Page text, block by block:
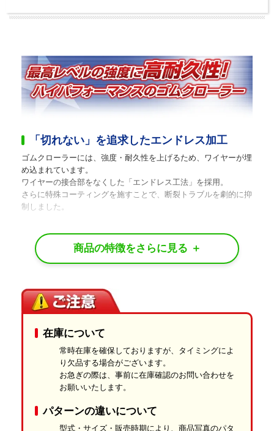
「切れない」を追求したエンドレス加工
ゴムクローラーには、強度・耐久性を上げるため、ワイヤーが埋
め込まれています。
ワイヤーの接合部をなくした「エンドレス工法」を採用。
さらに特殊コーティングを施すことで、断裂トラブルを劇的に抑
制しました。
水分・油分に強い「独自の防腐技術」
水分、油分、紫外線などによる劣化を防ぐ独自の防腐技術を導
様です。
独自の特殊配合ゴム
天然ゴムと合成ゴムを黄金比でブレンド。
外側からも内側からも劣化をガードします。
最高レベルの強度と高い耐久性
ハードな現場を足元から支え、求められる「最高の強度」と「長
長く安心してお使いいただけるゴムクローラーです。
在庫について
常時在庫を確保しておりますが、タイミングによ
り欠品する場合がございます。
お急ぎの際は、事前に在庫確認のお問い合わせを
お願いいたします。
パターンの違いについて
型式・サイズ・販売時期により、商品写真のパタ